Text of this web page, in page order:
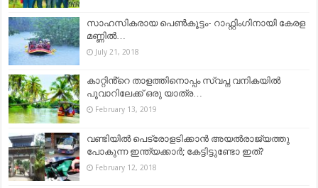
സാഹസികരായ പെൺകൂട്ടം- റാഫ്റ്റിംഗിനായി കേരള
മണ്ണിൽ…
July 21, 2018
കാറ്റിൻ്റെ താളത്തിനൊപ്പം സ്വപ്ന വനികയിൽ
പൂവാറിലേക്ക് ഒരു യാത്ര…
February 13, 2019
വണ്ടിയില്‍ പെട്രോളടിക്കാന്‍ അയല്‍രാജ്യത്തു
പോകുന്ന ഇന്ത്യക്കാര്‍; കേട്ടിട്ടുണ്ടോ ഇത്?
February 12, 2018